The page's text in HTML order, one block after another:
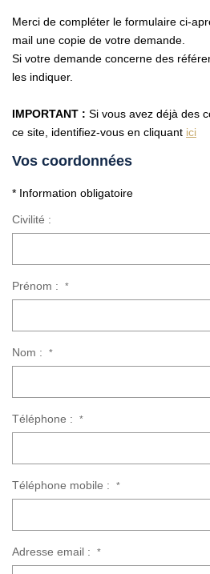
Nos
Avis
Merci de compléter le formulaire ci-
mail une copie de votre demande.
Si votre demande concerne des
les indiquer.
IMPORTANT : Si vous avez déjà des
ce site, identifiez-vous en cliquant ici
Vos coordonnées
* Information obligatoire
Civilité :
Prénom : *
Nom : *
Téléphone : *
Téléphone mobile : *
Adresse email : *